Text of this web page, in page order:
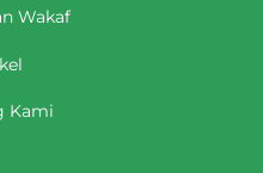
Wakaf
Kami